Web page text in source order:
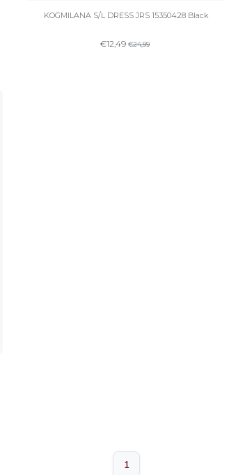
KOGMILANA S/L DRESS JRS 15350428 Black
€12,49 €24,99
1